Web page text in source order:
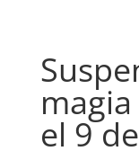
el 9